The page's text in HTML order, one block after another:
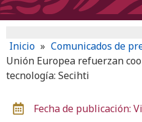
Inicio » Comunicados de
Unión Europea refuerzan
tecnología: Secihti
Fecha de publicación: